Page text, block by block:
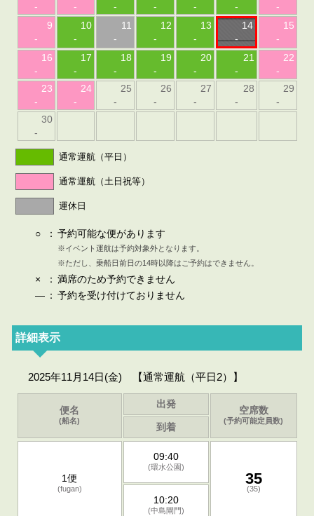
-
-
-
-
-
-
-
9
-
10
-
11
-
12
-
13
-
14
-
15
-
16
-
17
-
18
-
19
-
20
-
21
-
22
-
23
-
24
-
25
-
26
-
27
-
28
-
29
-
30
-
通常運航（平日）
通常運航（土日祝等）
運休日
○ ： 予約可能な便があります
※イベント運航は予約対象外となります。
※ただし、乗船日前日の14時以降はご予約はできません。
× ： 満席のため予約できません
— ： 予約を受け付けておりません
詳細表示
2025年11月14日(金) 【通常運航（平日2）】
便名
(船名)
出発
空席数
(予約可能定員数)
到着
1便
(fugan)
09:40
(環水公園)
35
(35)
10:20
(中島閘門)